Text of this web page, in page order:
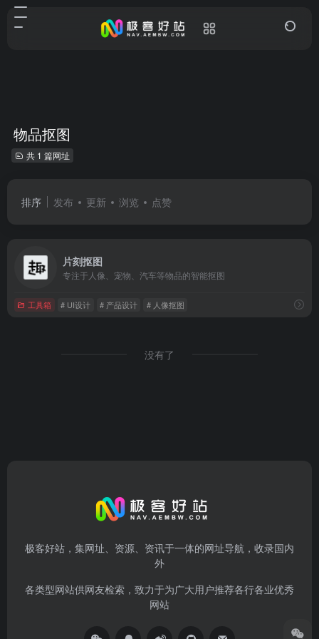
物品抠图
共 1 篇网址
排序 发布 更新 浏览 点赞
片刻抠图
专注于人像、宠物、汽车等物品的智能抠图
工具箱 # UI设计 # 产品设计 # 人像抠图
没有了
极客好站，集网址、资源、资讯于一体的网址导航，收录国内
外
各类型网站供网友检索，致力于为广大用户推荐各行各业优秀
网站